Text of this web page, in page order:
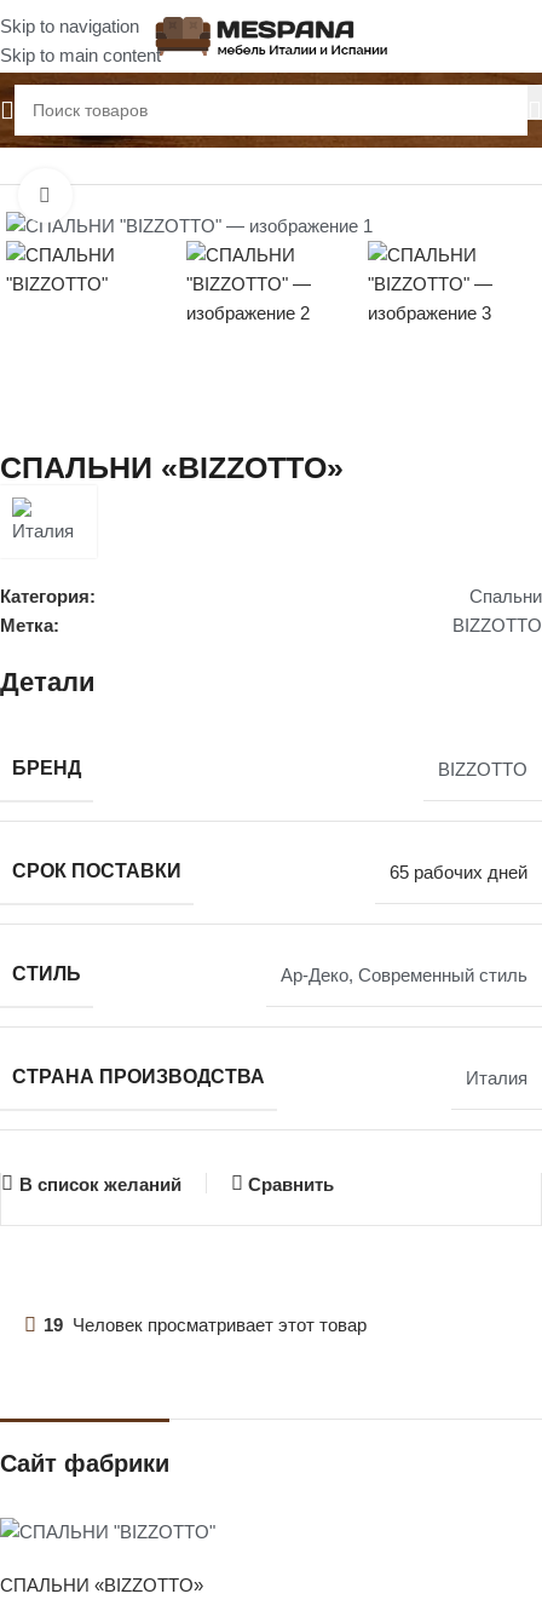
Skip to navigation
Skip to main content
Главная Спальни
СПАЛЬНИ «BIZZOTTO»
Категория:
Спальни
Метка:
BIZZOTTO
Детали
БРЕНД BIZZOTTO
СРОК ПОСТАВКИ 65 рабочих дней
СТИЛЬ Ар-Деко, Современный стиль
СТРАНА ПРОИЗВОДСТВА Италия
В список желаний Сравнить
19 Человек просматривает этот товар
Сайт фабрики
СПАЛЬНИ «BIZZOTTO»